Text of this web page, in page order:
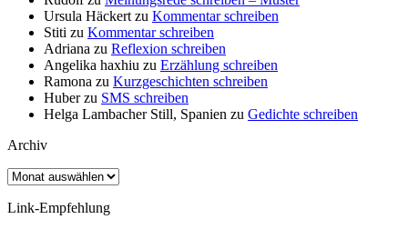
Ursula Häckert zu Kommentar schreiben
Stiti zu Kommentar schreiben
Adriana zu Reflexion schreiben
Angelika haxhiu zu Erzählung schreiben
Ramona zu Kurzgeschichten schreiben
Huberzu SMS schreiben
Helga Lambacher Still, Spanien zu Gedichte schreiben
Archiv
Archiv
Link-Empfehlung